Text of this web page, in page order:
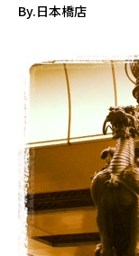
By.日本橋店